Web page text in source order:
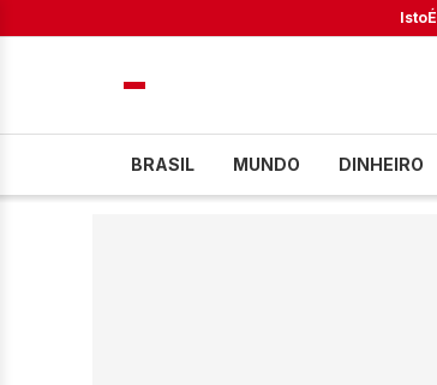
IstoÉ
BRASIL MUNDO DINHEIRO